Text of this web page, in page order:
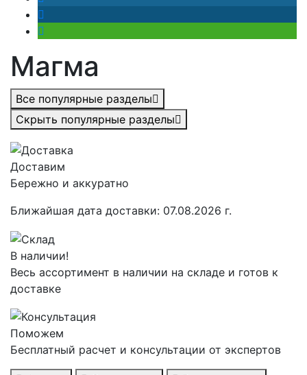
Магма
Все популярные разделы
Скрыть популярные разделы
Доставим
Бережно и аккуратно
Ближайшая дата доставки: 07.08.2026 г.
В наличии!
Весь ассортимент в наличии на складе и готов к
доставке
Поможем
Бесплатный расчет и консультации от экспертов